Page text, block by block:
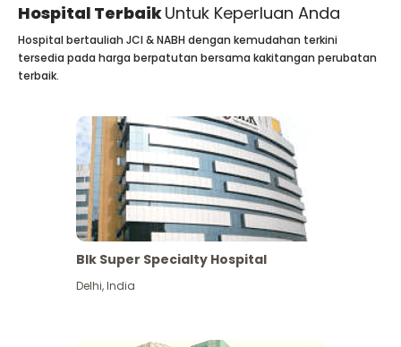
Hospital TerbaikUntuk Keperluan Anda
Hospital bertauliah JCI & NABH dengan kemudahan terkini
tersedia pada harga berpatutan bersama kakitangan perubatan
terbaik.
Blk Super Specialty Hospital
Delhi,India